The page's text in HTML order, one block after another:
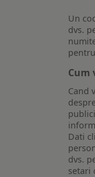
Un
dvs.
Cum
Cand
Dati
dvs.
setari